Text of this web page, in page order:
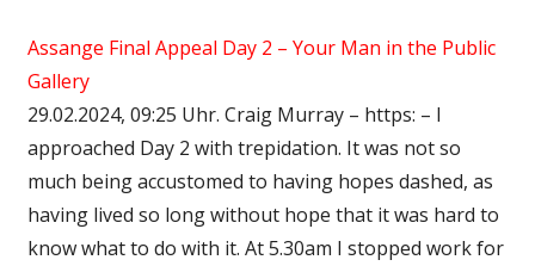
Assange Final Appeal Day 2 – Your Man in the Public
Gallery
29.02.2024, 09:25 Uhr. Craig Murray – https: – I
approached Day 2 with trepidation. It was not so
much being accustomed to having hopes dashed, as
having lived so long without hope that it was hard to
know what to do with it. At 5.30am I stopped work for